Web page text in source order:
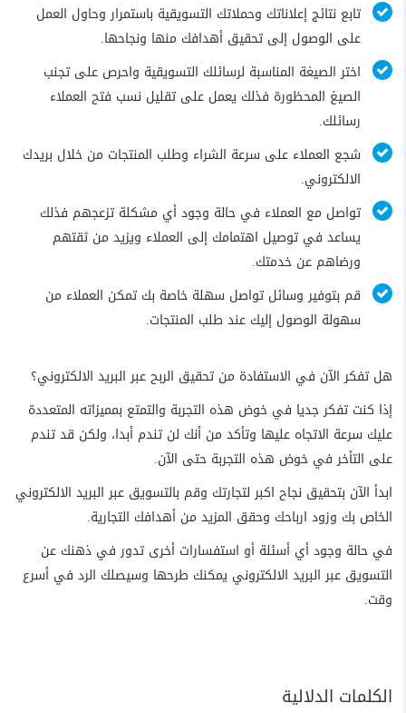
تابع نتائج إعلاناتك وحملاتك التسويقية باستمرار وحاول العمل
على الوصول إلى تحقيق أهدافك منها ونجاحها.
اختر الصيغة المناسبة لرسائلك التسويقية واحرص على تجنب
الصيغ المحظورة فذلك يعمل على تقليل نسب فتح العملاء
رسائلك.
شجع العملاء على سرعة الشراء وطلب المنتجات من خلال بريدك
الالكتروني.
تواصل مع العملاء في حالة وجود أي مشكلة تزعجهم فذلك
يساعد في توصيل اهتمامك إلى العملاء ويزيد من ثقتهم
ورضاهم عن خدمتك.
قم بتوفير وسائل تواصل سهلة خاصة بك تمكن العملاء من
سهولة الوصول إليك عند طلب المنتجات.
هل تفكر الآن في الاستفادة من تحقيق الربح عبر البريد الالكتروني؟
إذا كنت تفكر جديا في خوض هذه التجربة والتمتع بمميزاته المتعددة
عليك سرعة الاتجاه عليها وتأكد من أنك لن تندم أبدا، ولكن قد تندم
على التأخر في خوض هذه التجربة حتى الآن.
ابدأ الآن بتحقيق نجاح اكبر لتجارتك وقم بالتسويق عبر البريد الالكتروني
الخاص بك وزود ارباحك وحقق المزيد من أهدافك التجارية.
في حالة وجود أي أسئلة أو استفسارات أخرى تدور في ذهنك عن
التسويق عبر البريد الالكتروني يمكنك طرحها وسيصلك الرد في أسرع
وقت.
الكلمات الدلالية